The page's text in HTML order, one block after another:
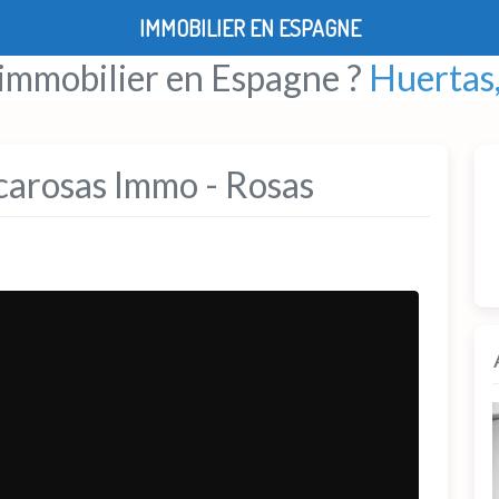
en Espagne ?
Immo - Rosas
IMMOBILIER EN ESPAGNE